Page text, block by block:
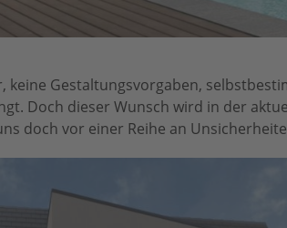
keine Gestaltungsvorgaben,
Doch dieser Wunsch wird in der
doch vor einer Reihe an